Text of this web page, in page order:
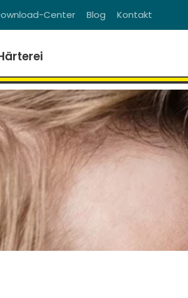
Center Blog Kontakt
Sie Verantwortung für die
Gebäude. Stellen Sie den
stetige Verbesserungen